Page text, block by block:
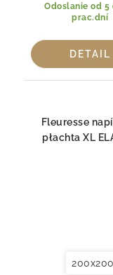
Odoslanie od 5
prac.dní
DETAIL
Fleuresse
płachta XL